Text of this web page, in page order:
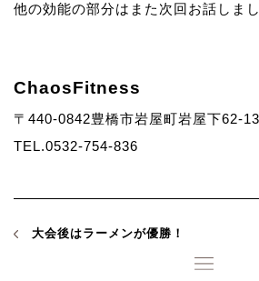
他の効能の部分はまた次回お話しまし
ChaosFitness
〒440-0842豊橋市岩屋町岩屋下62-
TEL.0532-754-836
大会後はラーメンが優勝！